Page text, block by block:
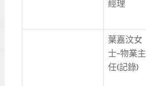
經理
葉嘉汶女
士–物業主
任(記錄)